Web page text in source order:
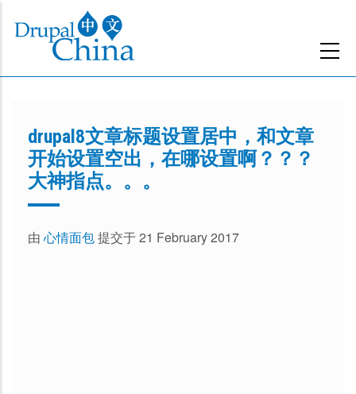
主
drupal8文章标题设置居中，和文章
开始设置空出，在哪设置啊？？？
大神指点。。。
由 心情面包提交于 21 February 2017